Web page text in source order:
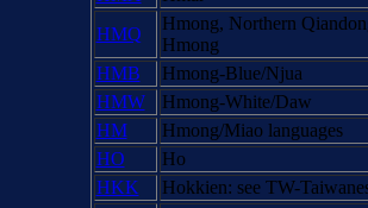
HMQ
Hmong, Northern
Hmong
HMB
Hmong-Blue/Njua
HMW
Hmong-White/Daw
HM
Hmong/Miao languages
HO
Ho
HKK
Hokkien: see TW-